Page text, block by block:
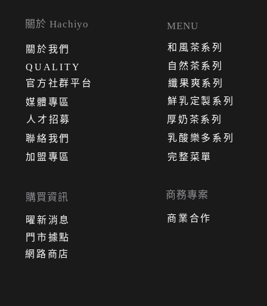
人才招募
關於 Hachiyo
關 於我們
QUALITY
官方社群平台
媒體專區
網路商店
門市據點
曜新消息
購買資訊
聯絡我們
加盟專區
商務專案
商業合作
乳酸樂多系列
厚奶茶系列
鮮乳定製系列
纖果爽系列
自然茶系列
和風茶系列
MENU
完整菜單